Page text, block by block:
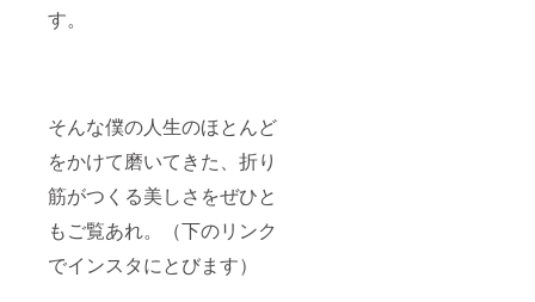
す。
そんな僕の人生のほとんど
をかけて磨いてきた、折り
筋がつくる美しさをぜひと
もご覧あれ。（下のリンク
でインスタにとびます）